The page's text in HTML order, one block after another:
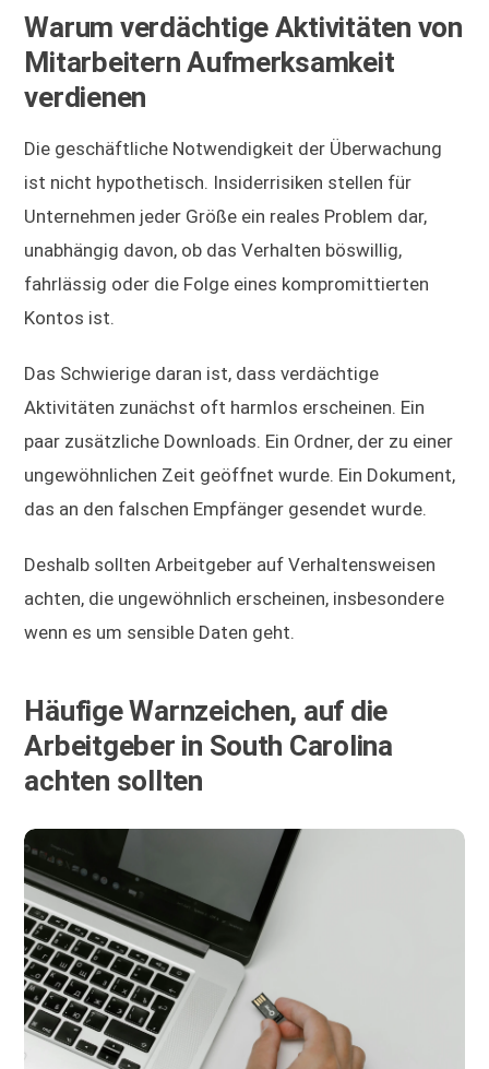
Warum verdächtige Aktivitäten von
Mitarbeitern Aufmerksamkeit
verdienen
Die geschäftliche Notwendigkeit der Überwachung
ist nicht hypothetisch. Insiderrisiken stellen für
Unternehmen jeder Größe ein reales Problem dar,
unabhängig davon, ob das Verhalten böswillig,
fahrlässig oder die Folge eines kompromittierten
Kontos ist.
Das Schwierige daran ist, dass verdächtige
Aktivitäten zunächst oft harmlos erscheinen. Ein
paar zusätzliche Downloads. Ein Ordner, der zu einer
ungewöhnlichen Zeit geöffnet wurde. Ein Dokument,
das an den falschen Empfänger gesendet wurde.
Deshalb sollten Arbeitgeber auf Verhaltensweisen
achten, die ungewöhnlich erscheinen, insbesondere
wenn es um sensible Daten geht.
Häufige Warnzeichen, auf die
Arbeitgeber in South Carolina
achten sollten